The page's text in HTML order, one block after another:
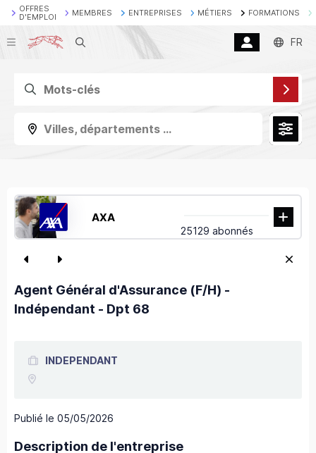
OFFRES
D'EMPLOI
MEMBRES ENTREPRISES MÉTIERS FORMATIONS
Recherche FR
Villes, départements ...
AXA
25129 abonnés
Agent Général d'Assurance (F/H) -
Indépendant - Dpt 68
INDEPENDANT
Publié le 05/05/2026
Description de l'entreprise